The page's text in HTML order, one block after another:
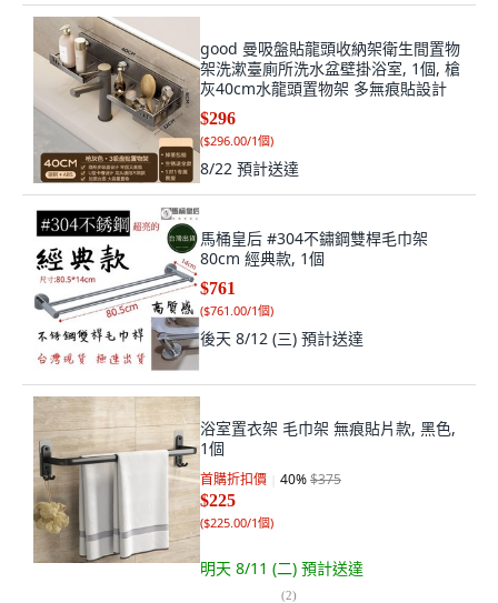
good 曼吸盤貼龍頭收納架衛生間置物
架洗漱臺廁所洗水盆壁掛浴室, 1個, 槍
灰40cm水龍頭置物架 多無痕貼設計
$296
($296.00/1個)
8/22 預計送達
馬桶皇后 #304不鏽鋼雙桿毛巾架
80cm 經典款, 1個
$761
($761.00/1個)
後天 8/12 (三) 預計送達
浴室置衣架 毛巾架 無痕貼片款, 黑色,
1個
首購折扣價 40%$375
$225
($225.00/1個)
明天 8/11 (二) 預計送達
(2)